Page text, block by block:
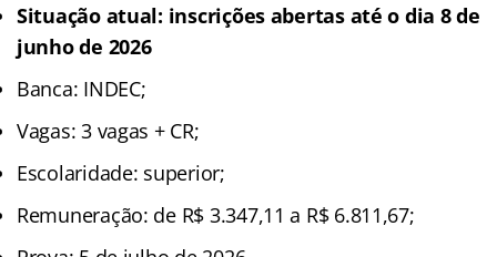
Situação atual: inscrições abertas até o dia 8 de
junho de 2026
Banca: INDEC;
Vagas: 3 vagas + CR;
Escolaridade: superior;
Remuneração: de R$ 3.347,11 a R$ 6.811,67;